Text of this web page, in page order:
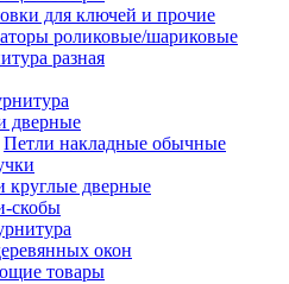
для ключей и прочие
роликовые/шариковые
разная
дверные
Петли накладные обычные
круглые дверные
скобы
окон
товары